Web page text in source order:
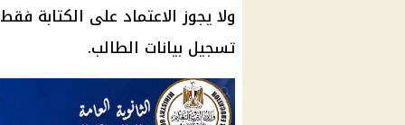
ولا يجوز الاعتماد على الكتابة
تسجيل بيانات الطالب.